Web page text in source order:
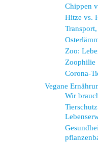
Chippen
Hitze vs.
Zoo:
Zoophilie
Corona-
Vegane
Wir